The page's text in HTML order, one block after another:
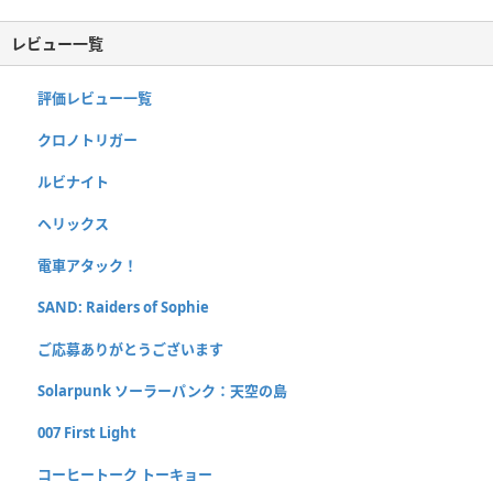
レビュー一覧
評価レビュー一覧
クロノトリガー
ルビナイト
ヘリックス
電車アタック！
SAND: Raiders of Sophie
ご応募ありがとうございます
Solarpunk ソーラーパンク：天空の島
007 First Light
コーヒートーク トーキョー